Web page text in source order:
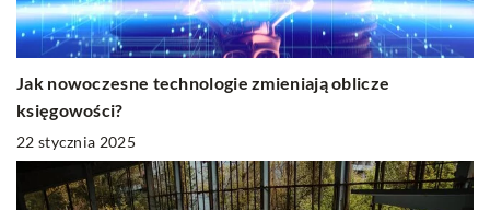
Jak nowoczesne technologie zmieniają oblicze
księgowości?
22 stycznia 2025